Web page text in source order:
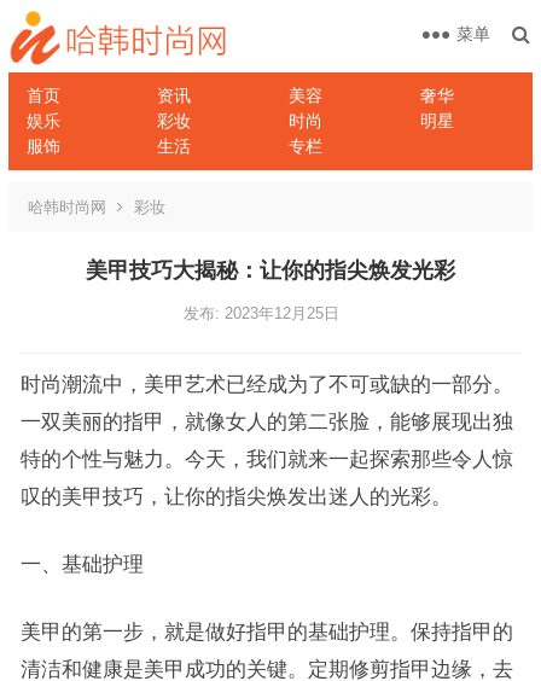
首页 资讯 美容
奢华
娱乐
彩妆 时尚
明星
服饰
生活 专栏
菜单
哈韩时尚网 彩妆
美甲技巧大揭秘：让你的指尖焕发光彩
发布: 2023年12月25日
时尚潮流中，美甲艺术已经成为了不可或缺的一部分。
一双美丽的指甲，就像女人的第二张脸，能够展现出独
特的个性与魅力。今天，我们就来一起探索那些令人惊
叹的美甲技巧，让你的指尖焕发出迷人的光彩。
一、基础护理
美甲的第一步，就是做好指甲的基础护理。保持指甲的
清洁和健康是美甲成功的关键。定期修剪指甲边缘，去